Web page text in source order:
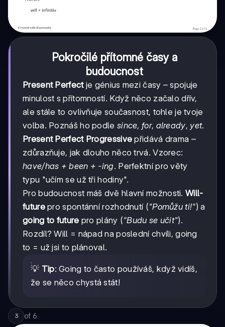
Pokročilé přítomné časy a
budoucnost
Present Perfectje génius mezi časy – spojuje
minulost s přítomností. Když něco začalo dřív,
ale stále to ovlivňuje současnost, tohle je tvoje
volba. Poznáš ho podle since,for, already, yet.
Present Perfect Progressive přidává drama –
zdůrazňuje, jak dlouho něco trvá. Vzorec:
have/has + been + -ing. Perfektní pro věty
typu "učím se už tři hodiny".
Pro budoucnost máš dvě hlavní možnosti. Will-
futurepro spontánní rozhodnutí ("Pomůžu ti!") a
going to future pro plány ("Budu se učit").
Rozdíl? Will = nápad na poslední chvíli, going
to = už jsi to plánoval.
💡 Tip: Going to často používáš, když vidíš,
že se něco chystá stát!
3 of 6